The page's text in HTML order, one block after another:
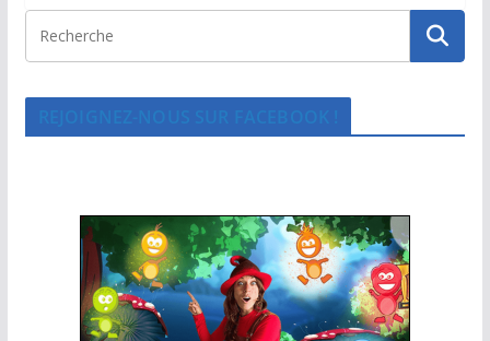
REJOIGNEZ-NOUS SUR FACEBOOK !